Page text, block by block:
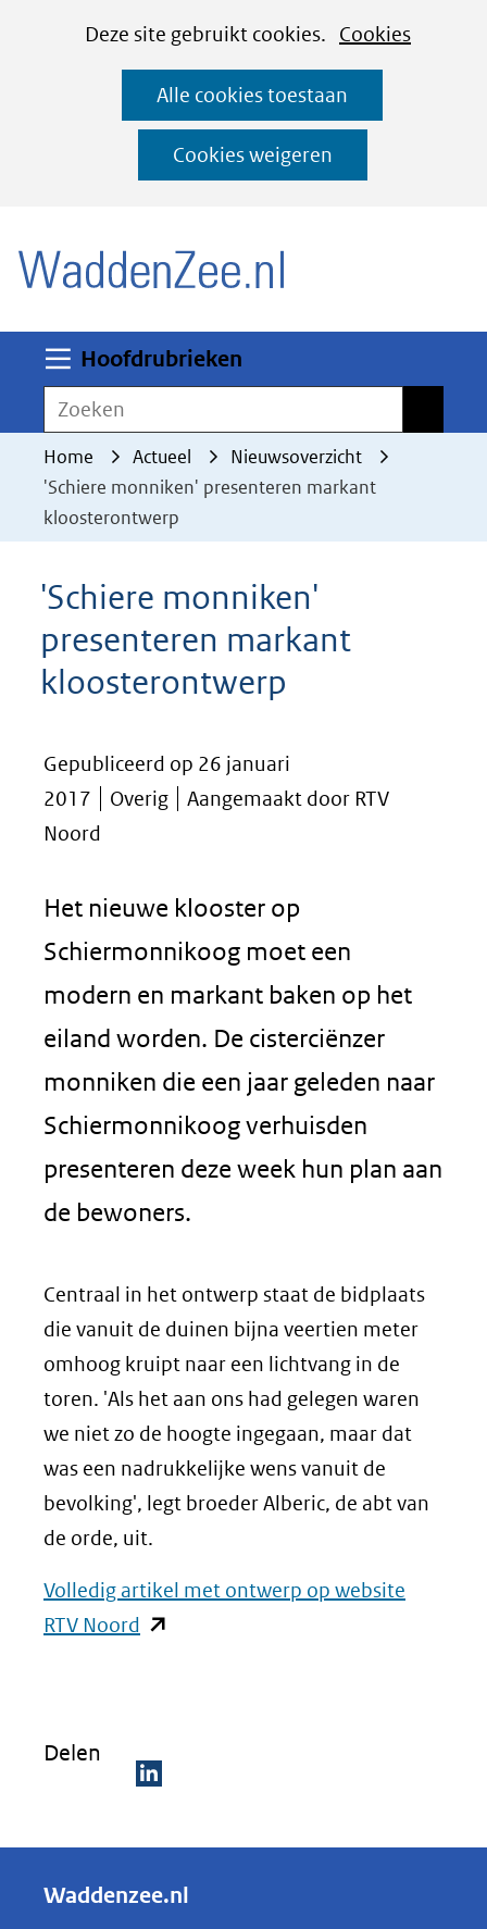
CookiesDeze site gebruikt cookies. Cookies
deze
worden
toegestaan
geweigerd.
Alle cookies toestaan
Cookies weigeren
Ga
naar
de
inhoud
Hoofdrubrieken
Zoeken
Home Actueel
Nieuwsoverzicht
'Schiere monniken' presenteren markant
kloosterontwerp
'Schiere monniken'
presenteren markant
kloosterontwerp
Gepubliceerd op 26 januari
2017
Overig
Aangemaakt door RTV
Noord
Het nieuwe klooster op
Schiermonnikoog moet een
modern en markant baken op het
eiland worden. De cisterciënzer
monniken die een jaar geleden naar
Schiermonnikoog verhuisden
presenteren deze week hun plan aan
de bewoners.
Centraal in het ontwerp staat de bidplaats
die vanuit de duinen bijna veertien meter
omhoog kruipt naar een lichtvang in de
toren. 'Als het aan ons had gelegen waren
we niet zo de hoogte ingegaan, maar dat
was een nadrukkelijke wens vanuit de
bevolking', legt broeder Alberic, de abt van
de orde, uit.
Volledig artikel met ontwerp op website
RTV Noord (opent
(verwijst
website)
Delen
e
e
Waddenzee.nl